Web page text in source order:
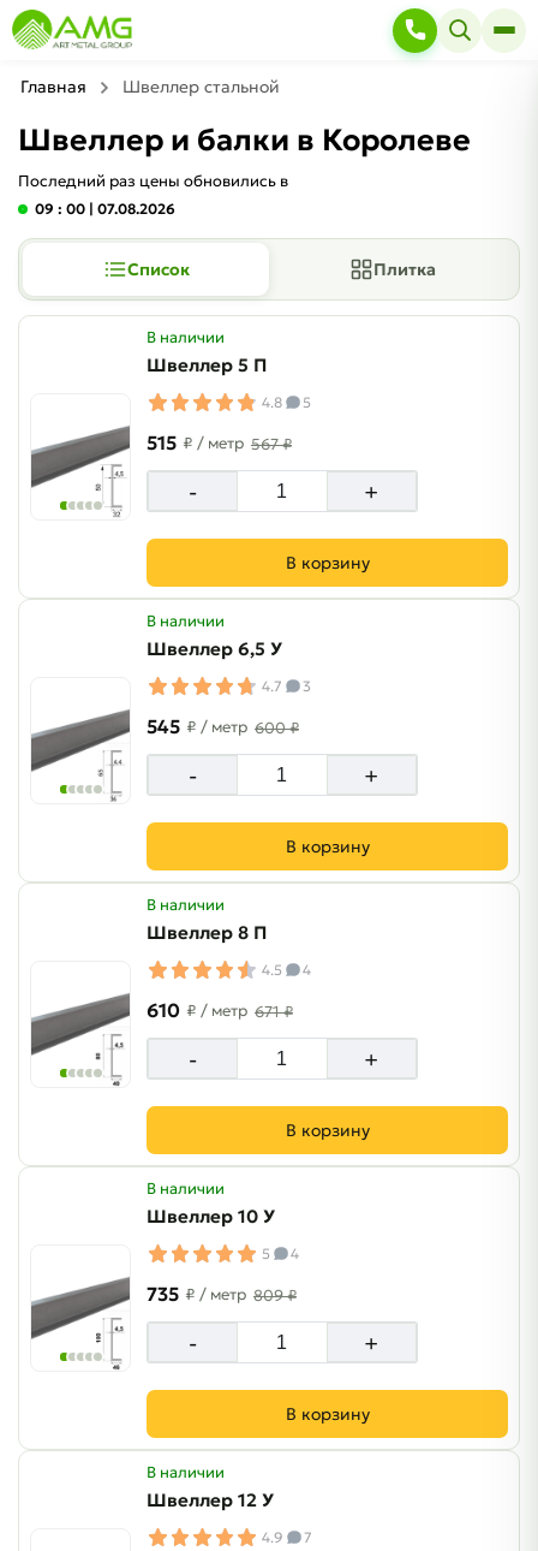
Главная Швеллер стальной
Швеллер и балки в Королеве
Последний раз цены обновились в
09 : 00 | 07.08.2026
Список Плитка
В наличии
Швеллер 5 П
4.8 5
515 ₽ / метр 567 ₽
- +
В корзину
В наличии
Швеллер 6,5 У
4.7 3
545 ₽ / метр 600 ₽
- +
В корзину
В наличии
Швеллер 8 П
4.5 4
610 ₽ / метр 671 ₽
- +
В корзину
В наличии
Швеллер 10 У
5 4
735 ₽ / метр 809 ₽
- +
В корзину
В наличии
Швеллер 12 У
4.9 7